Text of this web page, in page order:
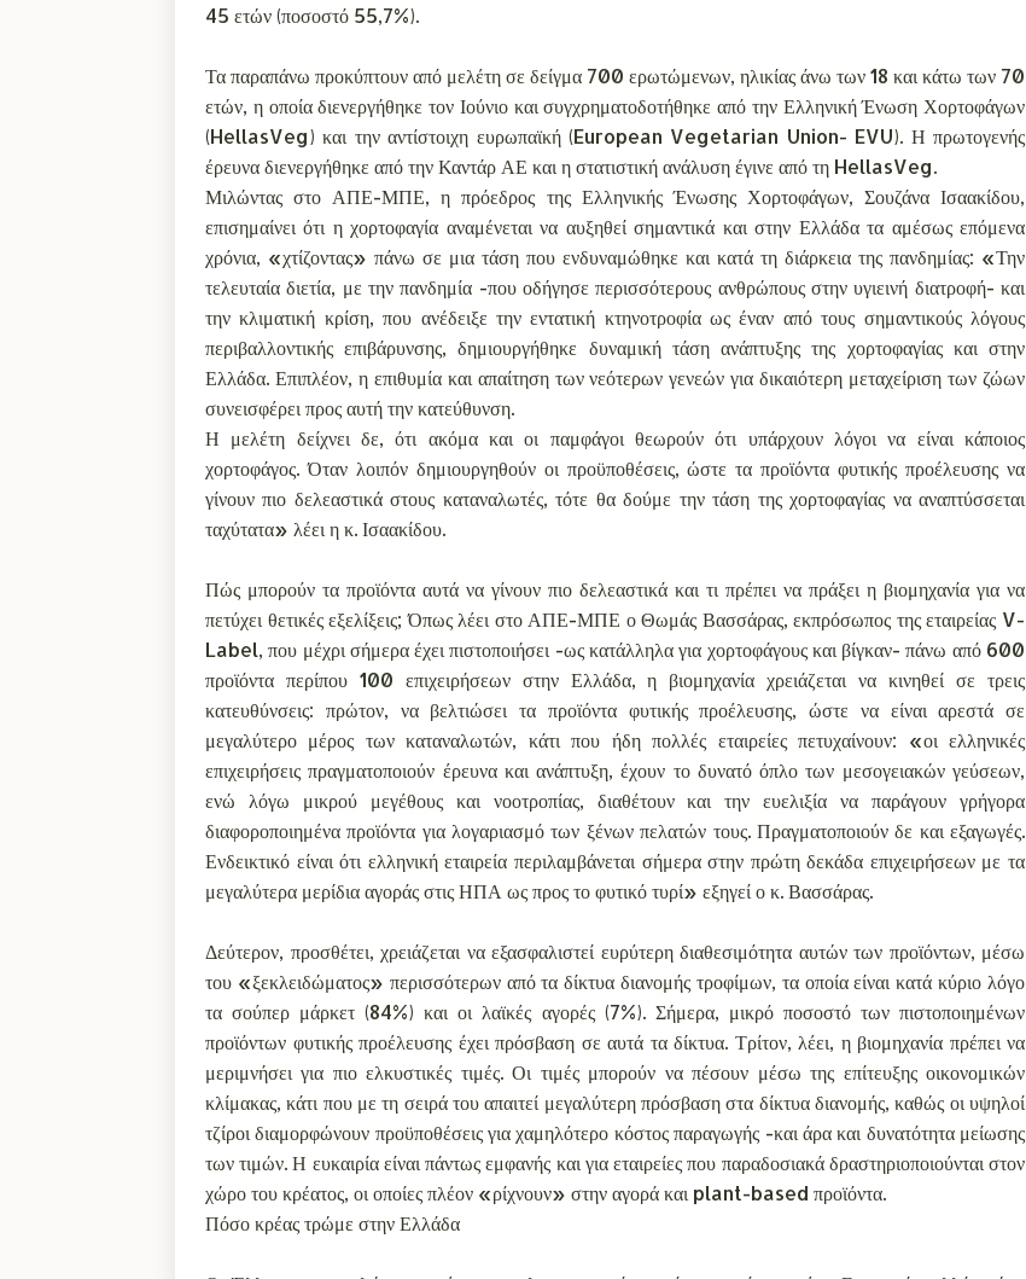
45 ετών (ποσοστό 55,7%).
Τα παραπάνω προκύπτουν από μελέτη σε δείγμα 700 ερωτώμενων, ηλικίας άνω των 18 και κάτω των 70
ετών, η οποία διενεργήθηκε τον Ιούνιο και συγχρηματοδοτήθηκε από την Ελληνική Ένωση Χορτοφάγων
(HellasVeg) και την αντίστοιχη ευρωπαϊκή (European Vegetarian Union- EVU). Η πρωτογενής
έρευνα διενεργήθηκε από την Καντάρ ΑΕ και η στατιστική ανάλυση έγινε από τη HellasVeg.
Μιλώντας στο ΑΠΕ-ΜΠΕ, η πρόεδρος της Ελληνικής Ένωσης Χορτοφάγων, Σουζάνα Ισαακίδου,
επισημαίνει ότι η χορτοφαγία αναμένεται να αυξηθεί σημαντικά και στην Ελλάδα τα αμέσως επόμενα
χρόνια, «χτίζοντας» πάνω σε μια τάση που ενδυναμώθηκε και κατά τη διάρκεια της πανδημίας: «Την
τελευταία διετία, με την πανδημία -που οδήγησε περισσότερους ανθρώπους στην υγιεινή διατροφή- και
την κλιματική κρίση, που ανέδειξε την εντατική κτηνοτροφία ως έναν από τους σημαντικούς λόγους
περιβαλλοντικής επιβάρυνσης, δημιουργήθηκε δυναμική τάση ανάπτυξης της χορτοφαγίας και στην
Ελλάδα. Επιπλέον, η επιθυμία και απαίτηση των νεότερων γενεών για δικαιότερη μεταχείριση των ζώων
συνεισφέρει προς αυτή την κατεύθυνση.
Η μελέτη δείχνει δε, ότι ακόμα και οι παμφάγοι θεωρούν ότι υπάρχουν λόγοι να είναι κάποιος
χορτοφάγος. Όταν λοιπόν δημιουργηθούν οι προϋποθέσεις, ώστε τα προϊόντα φυτικής προέλευσης να
γίνουν πιο δελεαστικά στους καταναλωτές, τότε θα δούμε την τάση της χορτοφαγίας να αναπτύσσεται
ταχύτατα» λέει η κ. Ισαακίδου.
Πώς μπορούν τα προϊόντα αυτά να γίνουν πιο δελεαστικά και τι πρέπει να πράξει η βιομηχανία για να
πετύχει θετικές εξελίξεις; Όπως λέει στο ΑΠΕ-ΜΠΕ ο Θωμάς Βασσάρας, εκπρόσωπος της εταιρείας V-
Label, που μέχρι σήμερα έχει πιστοποιήσει -ως κατάλληλα για χορτοφάγους και βίγκαν- πάνω από 600
προϊόντα περίπου 100 επιχειρήσεων στην Ελλάδα, η βιομηχανία χρειάζεται να κινηθεί σε τρεις
κατευθύνσεις: πρώτον, να βελτιώσει τα προϊόντα φυτικής προέλευσης, ώστε να είναι αρεστά σε
μεγαλύτερο μέρος των καταναλωτών, κάτι που ήδη πολλές εταιρείες πετυχαίνουν: «οι ελληνικές
επιχειρήσεις πραγματοποιούν έρευνα και ανάπτυξη, έχουν το δυνατό όπλο των μεσογειακών γεύσεων,
ενώ λόγω μικρού μεγέθους και νοοτροπίας, διαθέτουν και την ευελιξία να παράγουν γρήγορα
διαφοροποιημένα προϊόντα για λογαριασμό των ξένων πελατών τους. Πραγματοποιούν δε και εξαγωγές.
Ενδεικτικό είναι ότι ελληνική εταιρεία περιλαμβάνεται σήμερα στην πρώτη δεκάδα επιχειρήσεων με τα
μεγαλύτερα μερίδια αγοράς στις ΗΠΑ ως προς το φυτικό τυρί» εξηγεί ο κ. Βασσάρας.
Δεύτερον, προσθέτει, χρειάζεται να εξασφαλιστεί ευρύτερη διαθεσιμότητα αυτών των προϊόντων, μέσω
του «ξεκλειδώματος» περισσότερων από τα δίκτυα διανομής τροφίμων, τα οποία είναι κατά κύριο λόγο
τα σούπερ μάρκετ (84%) και οι λαϊκές αγορές (7%). Σήμερα, μικρό ποσοστό των πιστοποιημένων
προϊόντων φυτικής προέλευσης έχει πρόσβαση σε αυτά τα δίκτυα. Τρίτον, λέει, η βιομηχανία πρέπει να
μεριμνήσει για πιο ελκυστικές τιμές. Οι τιμές μπορούν να πέσουν μέσω της επίτευξης οικονομικών
κλίμακας, κάτι που με τη σειρά του απαιτεί μεγαλύτερη πρόσβαση στα δίκτυα διανομής, καθώς οι υψηλοί
τζίροι διαμορφώνουν προϋποθέσεις για χαμηλότερο κόστος παραγωγής -και άρα και δυνατότητα μείωσης
των τιμών. Η ευκαιρία είναι πάντως εμφανής και για εταιρείες που παραδοσιακά δραστηριοποιούνται στον
χώρο του κρέατος, οι οποίες πλέον «ρίχνουν» στην αγορά και plant-based προϊόντα.
Πόσο κρέας τρώμε στην Ελλάδα